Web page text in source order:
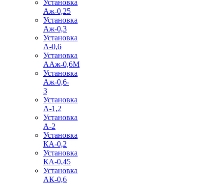
Установка
Аж-0,25
Установка
Аж-0,3
Установка
А-0,6
Установка
ААж-0,6М
Установка
Аж-0,6-
3
Установка
А-1,2
Установка
А-2
Установка
КА-0,2
Установка
КА-0,45
Установка
АК-0,6